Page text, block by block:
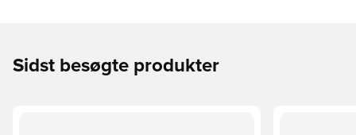
Sidst besøgte produkter